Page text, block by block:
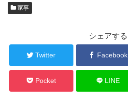
家事
シェアする
Twitter Facebook
Pocket LINE